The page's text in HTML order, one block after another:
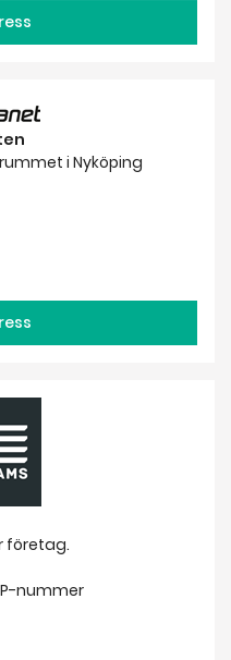
i Nyköping
företag.
nummer